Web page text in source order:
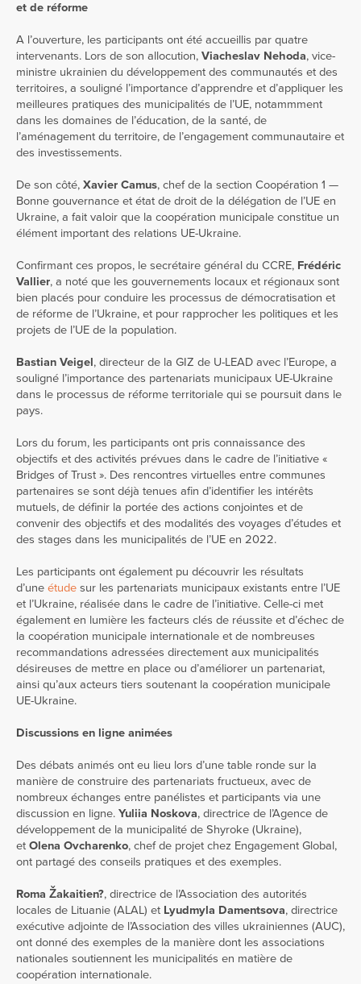
et de réforme
A l’ouverture, les participants ont été accueillis par quatre
intervenants. Lors de son allocution, Viacheslav Nehoda, vice-
ministre ukrainien du développement des communautés et des
territoires, a souligné l’importance d’apprendre et d’appliquer les
meilleures pratiques des municipalités de l’UE, notammment
dans les domaines de l’éducation, de la santé, de
l’aménagement du territoire, de l’engagement communautaire et
des investissements.
De son côté, Xavier Camus, chef de la section Coopération 1 —
Bonne gouvernance et état de droit de la délégation de l’UE en
Ukraine, a fait valoir que la coopération municipale constitue un
élément important des relations UE-Ukraine.
Confirmant ces propos, le secrétaire général du CCRE, Frédéric
Vallier, a noté que les gouvernements locaux et régionaux sont
bien placés pour conduire les processus de démocratisation et
de réforme de l’Ukraine, et pour rapprocher les politiques et les
projets de l’UE de la population.
Bastian Veigel, directeur de la GIZ de U-LEAD avec l’Europe, a
souligné l’importance des partenariats municipaux UE-Ukraine
dans le processus de réforme territoriale qui se poursuit dans le
pays.
Lors du forum, les participants ont pris connaissance des
objectifs et des activités prévues dans le cadre de l’initiative «
Bridges of Trust ». Des rencontres virtuelles entre communes
partenaires se sont déjà tenues afin d’identifier les intérêts
mutuels, de définir la portée des actions conjointes et de
convenir des objectifs et des modalités des voyages d’études et
des stages dans les municipalités de l’UE en 2022.
Les participants ont également pu découvrir les résultats
d’une étude sur les partenariats municipaux existants entre l’UE
et l’Ukraine, réalisée dans le cadre de l’initiative. Celle-ci met
également en lumière les facteurs clés de réussite et d’échec de
la coopération municipale internationale et de nombreuses
recommandations adressées directement aux municipalités
désireuses de mettre en place ou d’améliorer un partenariat,
ainsi qu’aux acteurs tiers soutenant la coopération municipale
UE-Ukraine.
Discussions en ligne animées
Des débats animés ont eu lieu lors d’une table ronde sur la
manière de construire des partenariats fructueux, avec de
nombreux échanges entre panélistes et participants via une
discussion en ligne. Yuliia Noskova, directrice de l’Agence de
développement de la municipalité de Shyroke (Ukraine),
et Olena Ovcharenko, chef de projet chez Engagement Global,
ont partagé des conseils pratiques et des exemples.
Roma Žakaitien?, directrice de l’Association des autorités
locales de Lituanie (ALAL) et Lyudmyla Damentsova, directrice
exécutive adjointe de l’Association des villes ukrainiennes (AUC),
ont donné des exemples de la manière dont les associations
nationales soutiennent les municipalités en matière de
coopération internationale.